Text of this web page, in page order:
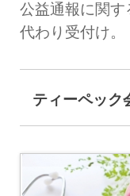
公益通報に関す
代わり受付け。
ティーペック